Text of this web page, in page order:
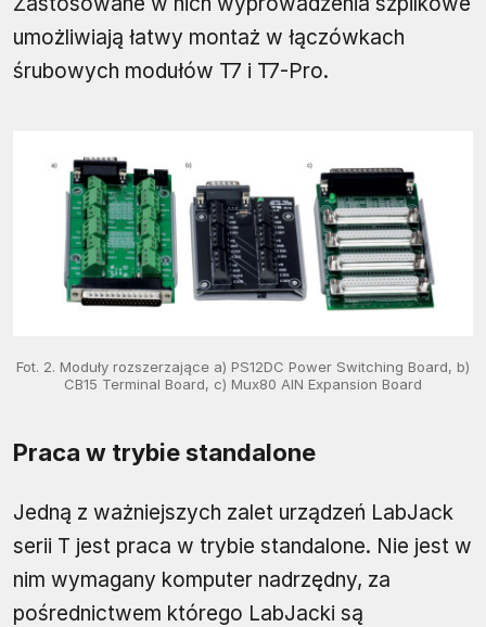
umożliwiają łatwy montaż w łączówkach
śrubowych modułów T7 i T7-Pro.
Fot. 2. Moduły rozszerzające a) PS12DC Power Switching Board, b)
CB15 Terminal Board, c) Mux80 AIN Expansion Board
Praca w trybie standalone
Jedną z ważniejszych zalet urządzeń LabJack
serii T jest praca w trybie standalone. Nie jest w
nim wymagany komputer nadrzędny, za
pośrednictwem którego LabJacki są